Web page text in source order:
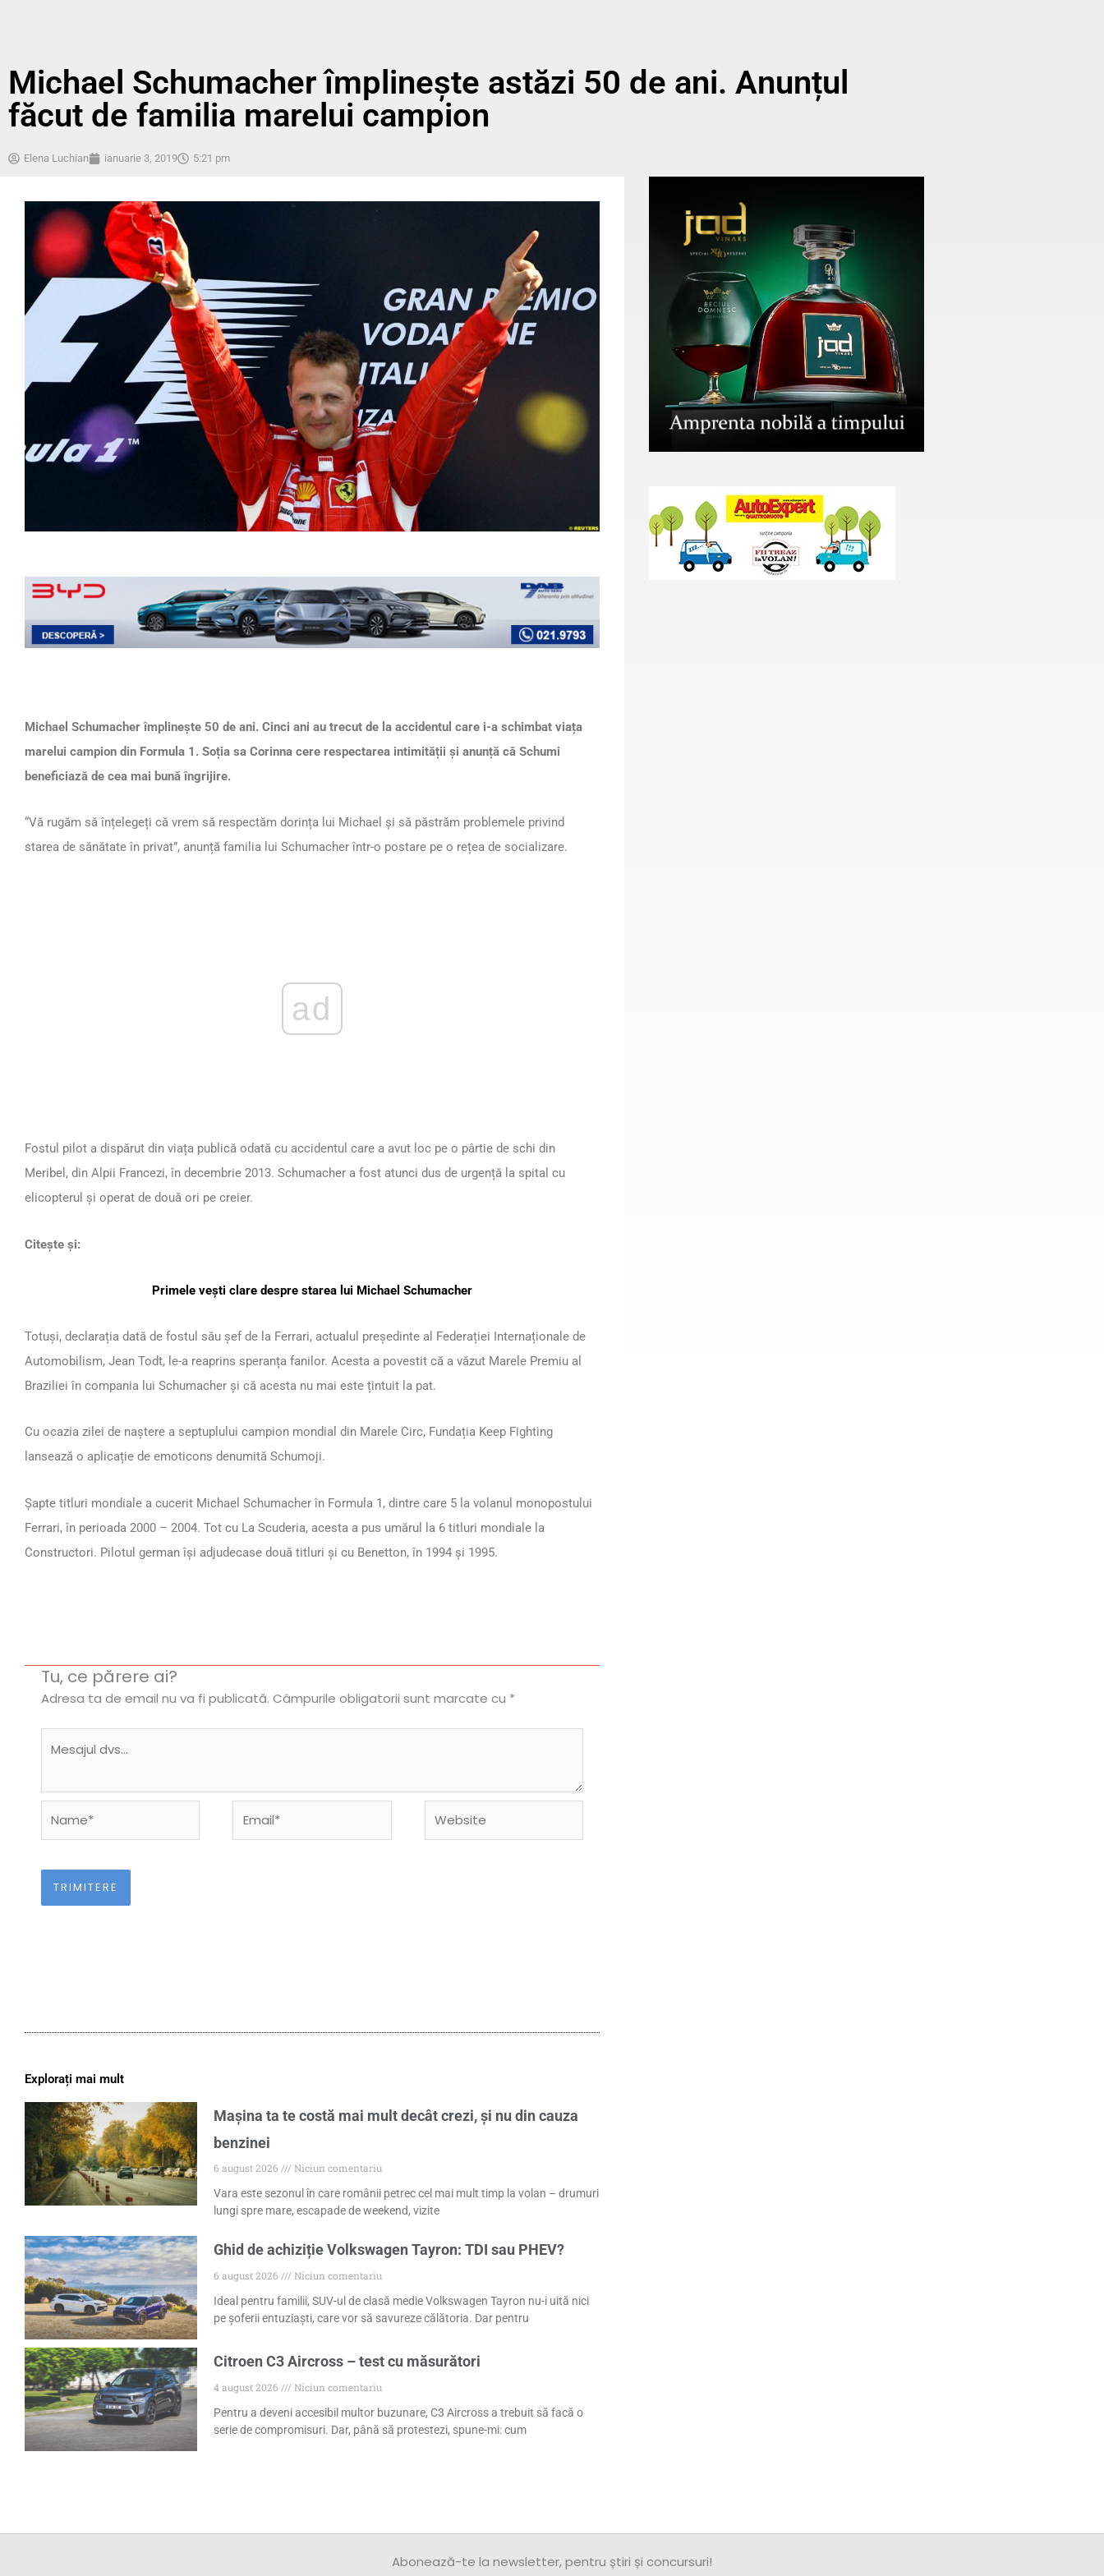
Michael Schumacher împlinește astăzi 50 de ani. Anunțul
făcut de familia marelui campion
Elena Luchian ianuarie 3, 2019 5:21 pm
Michael Schumacherîmplinește 50 de ani. Cinci ani au trecut de la accidentul care i-a schimbat viața
marelui campion din Formula 1. Soția sa Corinna cere respectarea intimității și anunță că Schumi
beneficiază de cea mai bună îngrijire.
“Vă rugăm să înțelegeți că vrem să respectăm dorința lui Michael și să păstrăm problemele privind
starea de sănătate în privat”, anunță familia lui Schumacher într-o postare pe o rețea de socializare.
ad
Fostul pilot a dispărut din viața publică odată cu accidentul care a avut loc pe o pârtie de schi din
Meribel, din Alpii Francezi, în decembrie 2013. Schumacher a fost atunci dus de urgență la spital cu
elicopterul și operat de două ori pe creier.
Citește și:
Primele vești clare despre starea lui Michael Schumacher
Totuși, declarația dată de fostul său șef de la Ferrari, actualul președinte al Federației Internaționale de
Automobilism, Jean Todt, le-a reaprins speranța fanilor. Acesta a povestit că a văzut Marele Premiu al
Braziliei în compania lui Schumacher și că acesta nu mai este țintuit la pat.
Cu ocazia zilei de naștere a septuplului campion mondial din Marele Circ, Fundația Keep Fighting
lansează o aplicație de emoticons denumită Schumoji.
Șapte titluri mondiale a cucerit Michael Schumacher în Formula 1, dintre care 5 la volanul monopostului
Ferrari, în perioada 2000 – 2004. Tot cu La Scuderia, acesta a pus umărul la 6 titluri mondiale la
Constructori. Pilotul german își adjudecase două titluri și cu Benetton, în 1994 și 1995.
Tu, ce părere ai?
Adresa ta de email nu va fi publicată. Câmpurile obligatorii sunt marcate cu *
Website
Explorați mai mult
Mașina ta te costă mai mult decât crezi, și nu din cauza
benzinei
6 august 2026
Niciun comentariu
Vara este sezonul în care românii petrec cel mai mult timp la volan – drumuri
lungi spre mare, escapade de weekend, vizite
Ghid de achiziție Volkswagen Tayron: TDI sau PHEV?
6 august 2026
Niciun comentariu
Ideal pentru familii, SUV-ul de clasă medie Volkswagen Tayron nu-i uită nici
pe șoferii entuziaști, care vor să savureze călătoria. Dar pentru
Citroen C3 Aircross – test cu măsurători
4 august 2026
Niciun comentariu
Pentru a deveni accesibil multor buzunare, C3 Aircross a trebuit să facă o
serie de compromisuri. Dar, până să protestezi, spune-mi: cum
Abonează-te la newsletter, pentru știri și concursuri!